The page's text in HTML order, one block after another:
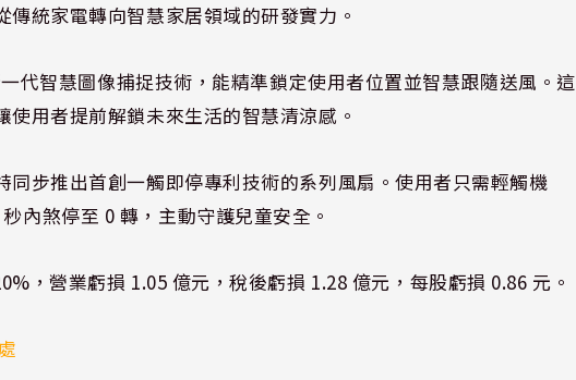
統家電轉向智慧家居領域的研發實力。
代智慧圖像捕捉技術，能精準鎖定使用者位置並智慧跟隨送風。這
用者提前解鎖未來生活的智慧清涼感。
步推出首創一觸即停專利技術的系列風扇。使用者只需輕觸機
內煞停至 0 轉，主動守護兒童安全。
，營業虧損 1.05 億元，稅後虧損 1.28 億元，每股虧損 0.86 元。